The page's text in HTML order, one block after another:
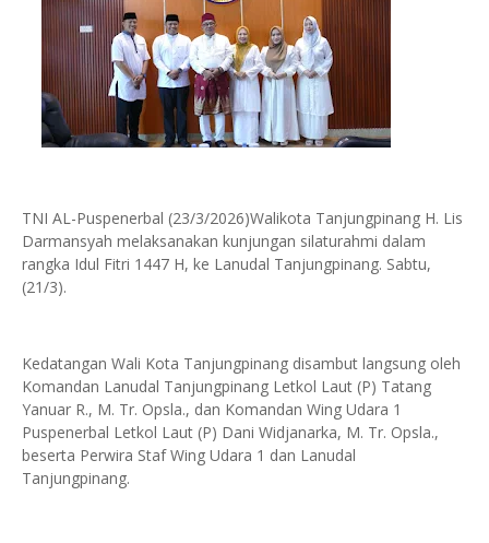
TNI AL-Puspenerbal (23/3/2026)Walikota Tanjungpinang H. Lis
Darmansyah melaksanakan kunjungan silaturahmi dalam
rangka Idul Fitri 1447 H, ke Lanudal Tanjungpinang. Sabtu,
(21/3).
Kedatangan Wali Kota Tanjungpinang disambut langsung oleh
Komandan Lanudal Tanjungpinang Letkol Laut (P) Tatang
Yanuar R., M. Tr. Opsla., dan Komandan Wing Udara 1
Puspenerbal Letkol Laut (P) Dani Widjanarka, M. Tr. Opsla.,
beserta Perwira Staf Wing Udara 1 dan Lanudal
Tanjungpinang.